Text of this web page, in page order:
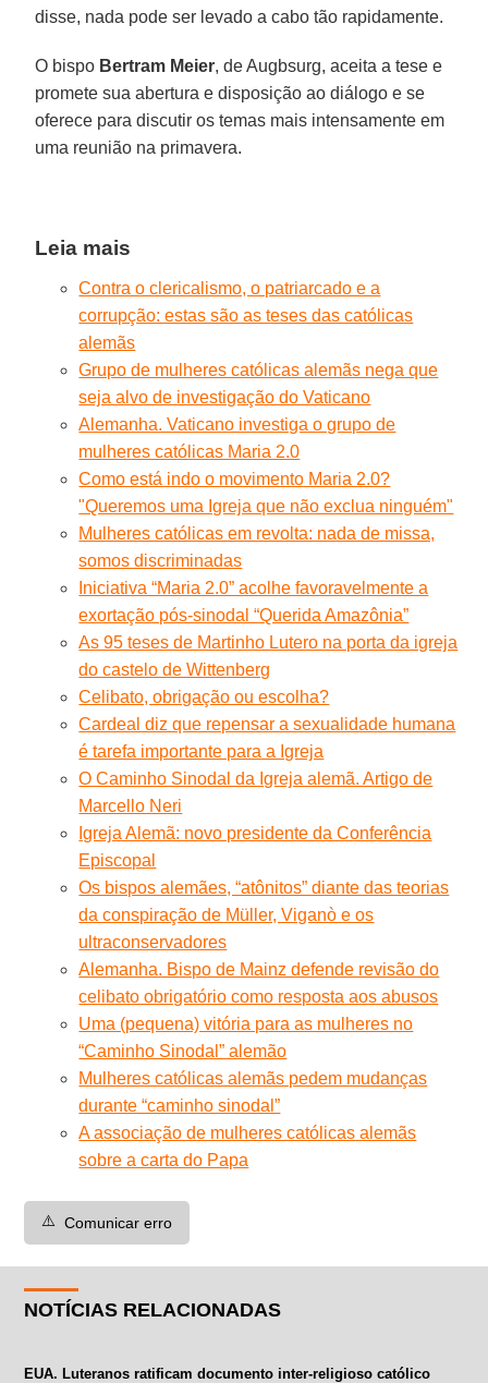
disse, nada pode ser levado a cabo tão rapidamente.
O bispo Bertram Meier, de Augbsurg, aceita a tese e
promete sua abertura e disposição ao diálogo e se
oferece para discutir os temas mais intensamente em
uma reunião na primavera.
Leia mais
Contra o clericalismo, o patriarcado e a
corrupção: estas são as teses das católicas
alemãs
Grupo de mulheres católicas alemãs nega que
seja alvo de investigação do Vaticano
Alemanha. Vaticano investiga o grupo de
mulheres católicas Maria 2.0
Como está indo o movimento Maria 2.0?
"Queremos uma Igreja que não exclua ninguém"
Mulheres católicas em revolta: nada de missa,
somos discriminadas
Iniciativa “Maria 2.0” acolhe favoravelmente a
exortação pós-sinodal “Querida Amazônia”
As 95 teses de Martinho Lutero na porta da igreja
do castelo de Wittenberg
Celibato, obrigação ou escolha?
Cardeal diz que repensar a sexualidade humana
é tarefa importante para a Igreja
O Caminho Sinodal da Igreja alemã. Artigo de
Marcello Neri
Igreja Alemã: novo presidente da Conferência
Episcopal
Os bispos alemães, “atônitos” diante das teorias
da conspiração de Müller, Viganò e os
ultraconservadores
Alemanha. Bispo de Mainz defende revisão do
celibato obrigatório como resposta aos abusos
Uma (pequena) vitória para as mulheres no
“Caminho Sinodal” alemão
Mulheres católicas alemãs pedem mudanças
durante “caminho sinodal”
A associação de mulheres católicas alemãs
sobre a carta do Papa
⚠️ Comunicar erro
NOTÍCIAS RELACIONADAS
EUA. Luteranos ratificam documento inter-religioso católico